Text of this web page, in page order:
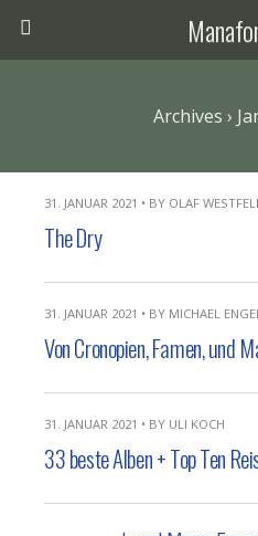
Archives ›
31. JANUAR 2021 • BY OLAF
The Dry
31. JANUAR 2021 • BY MICHAEL
Von Cronopien, Famen, und
31. JANUAR 2021 • BY ULI KOCH
33 beste Alben + Top Ten